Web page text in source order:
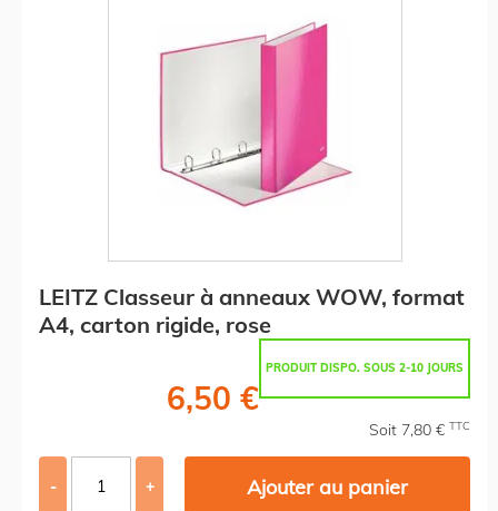
LEITZ Classeur à anneaux WOW, format
A4, carton rigide, rose
PRODUIT DISPO. SOUS 2-10 JOURS
6,50 €
Soit 7,80 € TTC
- + Ajouter au panier